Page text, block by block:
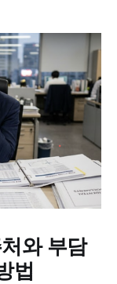
와 부담
법